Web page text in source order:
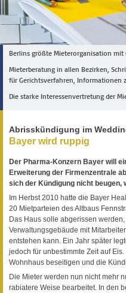
Berlins größte Mieterorganisation mit
Mieterberatung in allen Bezirken,
für Gerichtsverfahren, Informationen
Die starke Interessenvertretung der
Abrisskündigung im
Bayer wird ruppig
Der Pharma-Konzern Bayer will
Erweiterung der Firmenzentrale
sich der Kündigung nicht beugen,
Im Herbst 2010 hatte die Bayer
20 Mietparteien des Altbaus
Das Haus solle abgerissen
Verwaltungsgebäude mit
entstehen kann. Ein Jahr später
jedoch für unbestimmte Zeit auf
Wohnhaus beseitigen und die
Die Mieter werden nun nicht mehr
rabiatere Weise bearbeitet. In den